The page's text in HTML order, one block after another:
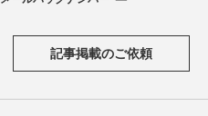
記事掲載のご依頼